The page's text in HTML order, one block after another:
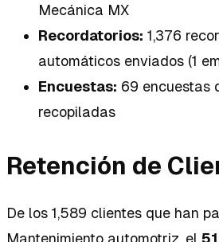
Mecánica MX
Recordatorios: 1,376
automáticos enviados (1
Encuestas: 69 encuestas
recopiladas
Retención de
De los 1,589 clientes que han
Mantenimiento automotriz, el